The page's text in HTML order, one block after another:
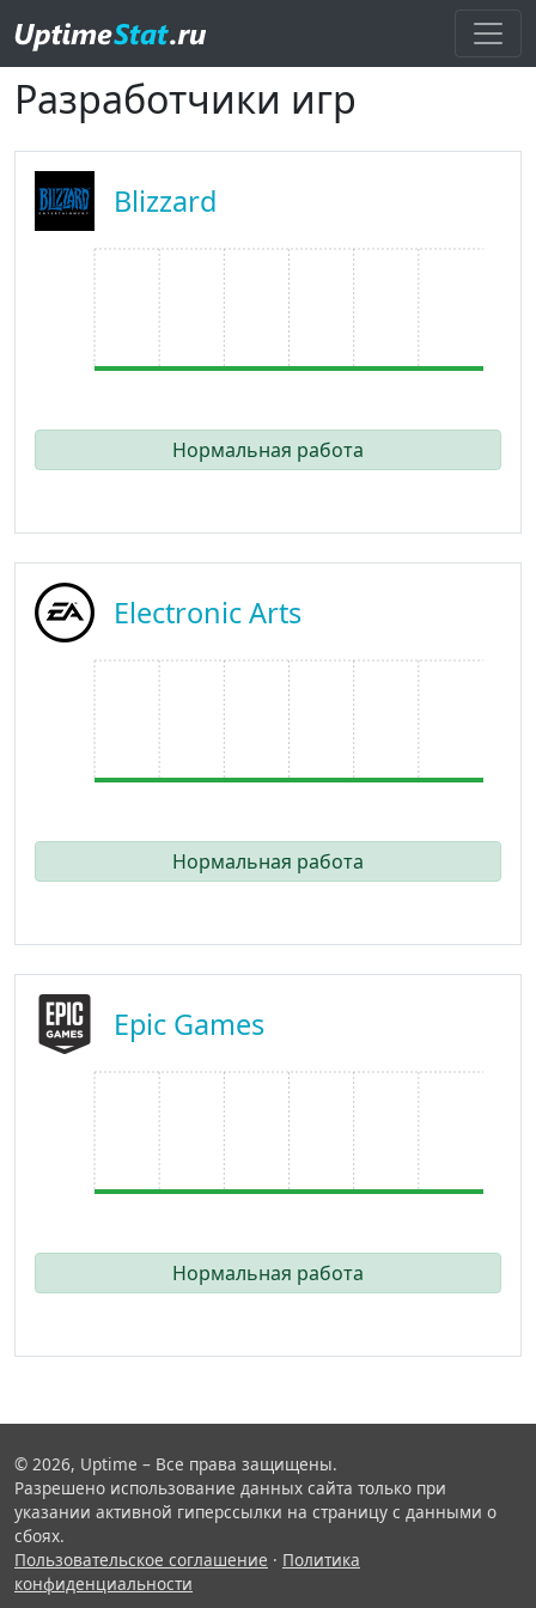
Разработчики игр
Blizzard
Нормальная работа
Electronic Arts
Нормальная работа
Epic Games
Нормальная работа
© 2026, Uptime – Все права защищены.
Разрешено использование данных сайта только при
указании активной гиперссылки на страницу с данными о
сбоях.
Пользовательское соглашение · Политика
конфиденциальности